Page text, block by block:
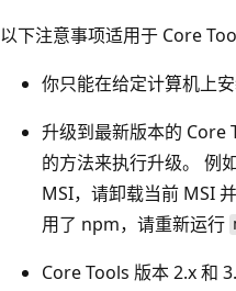
以下注意事项适用于 Core
你只能在给定计算机上
升级到最新版本的 Core
的方法来执行升级。 例
MSI，请卸载当前 MSI
用了 npm，请重新运行
Core Tools 版本 2.x 和